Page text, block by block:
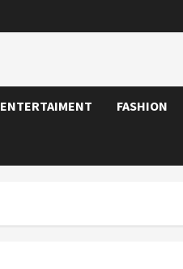
ENTERTAIMENT FASHION